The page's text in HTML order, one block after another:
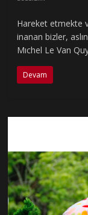
Hareket etmekte
inanan bizler,
Mıchel Le Van
Devam